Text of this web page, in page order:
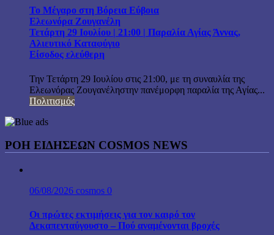
Το Μέγαρο στη Βόρεια Εύβοια
Ελεωνόρα Ζουγανέλη
Τετάρτη 29 Ιουλίου | 21:00 | Παραλία Αγίας Άννας,
Αλιευτικό Καταφύγιο
Είσοδος ελεύθερη
Την Τετάρτη 29 Ιουλίου στις 21:00, με τη συναυλία της
Ελεωνόρας Ζουγανέληστην πανέμορφη παραλία της Αγίας...
Πολιτισμός
ΡΟΗ ΕΙΔΗΣΕΩΝ COSMOS NEWS
06/08/2026 cosmos 0
Οι πρώτες εκτιμήσεις για τον καιρό τον
Δεκαπενταύγουστο – Πού αναμένονται βροχές